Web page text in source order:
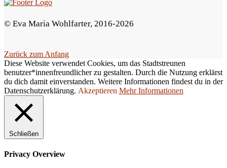
e
l
l
e
e
© Eva Maria Wohlfarter, 2016-2026
Zurück zum Anfang
Diese Website verwendet Cookies, um das Stadtstreunen
benutzer*innenfreundlicher zu gestalten. Durch die Nutzung erklärst
du dich damit einverstanden. Weitere Informationen findest du in der
Datenschutzerklärung. Akzeptieren Mehr Informationen
Schließen
Privacy Overview